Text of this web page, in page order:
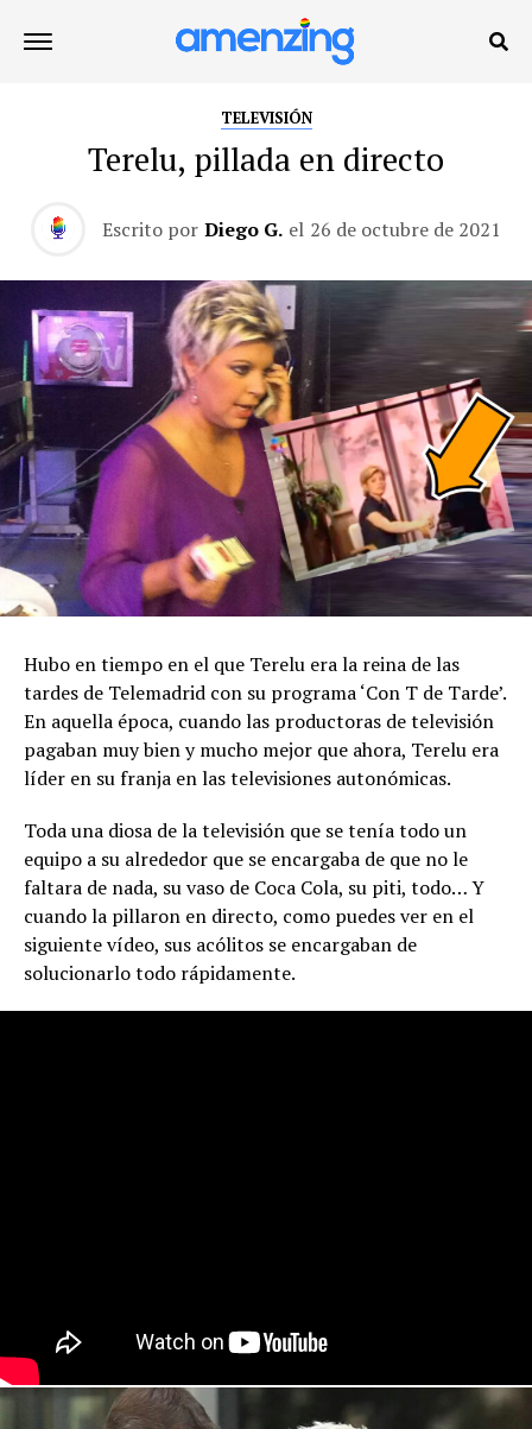
TELEVISIÓN
Terelu, pillada en directo
Escrito por Diego G. el 26 de octubre de 2021
Hubo en tiempo en el que Terelu era la reina de las
tardes de Telemadrid con su programa ‘Con T de Tarde’.
En aquella época, cuando las productoras de televisión
pagaban muy bien y mucho mejor que ahora, Terelu era
líder en su franja en las televisiones autonómicas.
Toda una diosa de la televisión que se tenía todo un
equipo a su alrededor que se encargaba de que no le
faltara de nada, su vaso de Coca Cola, su piti, todo… Y
cuando la pillaron en directo, como puedes ver en el
siguiente vídeo, sus acólitos se encargaban de
solucionarlo todo rápidamente.